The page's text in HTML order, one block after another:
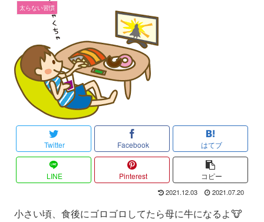
太らない習慣
Twitter Facebook はてブ
LINE Pinterest コピー
2021.12.03 2021.07.20
小さい頃、食後にゴロゴロしてたら母に牛になるよ🐮